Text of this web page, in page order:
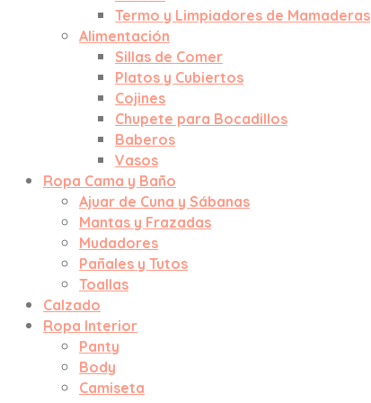
Termo y Limpiadores de Mamaderas
Alimentación
Sillas de Comer
Platos y Cubiertos
Cojines
Chupete para Bocadillos
Baberos
Vasos
Ropa Cama y Baño
Ajuar de Cuna y Sábanas
Mantas y Frazadas
Mudadores
Pañales y Tutos
Toallas
Calzado
Ropa Interior
Panty
Body
Camiseta